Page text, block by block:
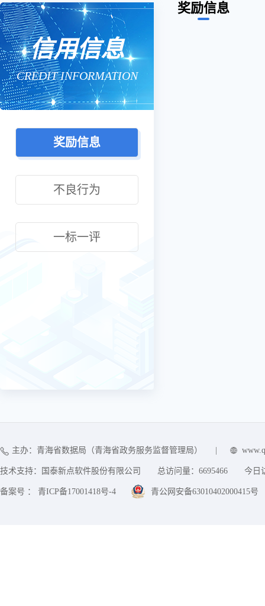
信用信息
CREDIT INFORMATION
奖励信息
不良行为
一标一评
奖励信息
主办：青海省数据局（青海省政务服务监督管理局）
技术支持：国泰新点软件股份有限公司 总访问量： 6695466 今日
备案号 ： 青ICP备17001418号-4 青公网安备63010402000415号